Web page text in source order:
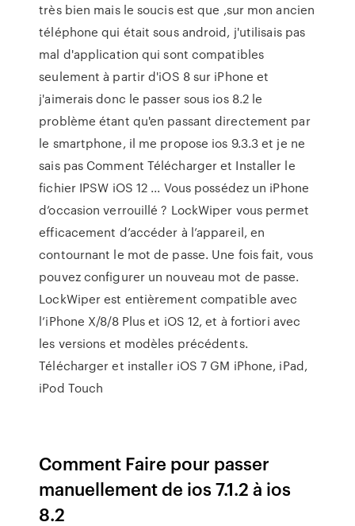
très bien mais le soucis est que ,sur mon ancien
téléphone qui était sous android, j'utilisais pas
mal d'application qui sont compatibles
seulement à partir d'iOS 8 sur iPhone et
j'aimerais donc le passer sous ios 8.2 le
problème étant qu'en passant directement par
le smartphone, il me propose ios 9.3.3 et je ne
sais pas Comment Télécharger et Installer le
fichier IPSW iOS 12 ... Vous possédez un iPhone
d’occasion verrouillé ? LockWiper vous permet
efficacement d’accéder à l’appareil, en
contournant le mot de passe. Une fois fait, vous
pouvez configurer un nouveau mot de passe.
LockWiper est entièrement compatible avec
l’iPhone X/8/8 Plus et iOS 12, et à fortiori avec
les versions et modèles précédents.
Télécharger et installer iOS 7 GM iPhone, iPad,
iPod Touch
Comment Faire pour passer
manuellement de ios 7.1.2 à ios
8.2